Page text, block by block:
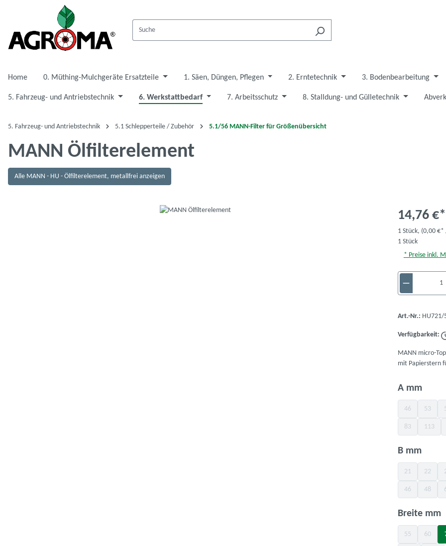
Hauptinhalt springen
Zur Hauptnavigation springen
Home 0. Müthing-Mulchgeräte Ersatzteile 1. Säen, Düngen, Pflegen 2. Erntetechnik 3. Bodenbearbeitung
5. Fahrzeug- und Antriebstechnik 6. Werkstattbedarf 7. Arbeitsschutz 8. Stalldung- und Gülletechnik
5. Fahrzeug- und Antriebstechnik 5.1 Schlepperteile / Zubehör 5.1/56 MANN-Filter für Größenübersicht
MANN Ölfilterelement
Alle MANN - HU - Ölfilterelement, metallfrei anzeigen
14,76 €*
1 Stück, (0,00 €*
1 Stück
* Preise inkl.
Produkt
Art.-Nr.: HU721/
Verfügbarkeit:
MANN micro-
mit Papierstern
A mm
46(Diese Option
53(Diese
83(Diese Option
113(Diese
B mm
21(Diese Option
22(Diese
46(Diese Option
48(Diese
Breite mm
55(Diese Option
60(Diese